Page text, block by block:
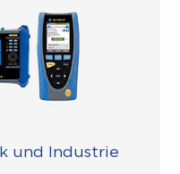
und Industrie